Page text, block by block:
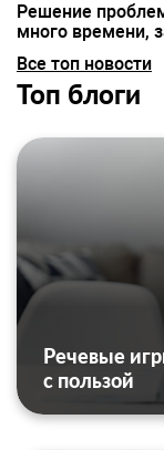
Решение
много времени,
Все топ новости
Топ блоги
Речевые
с пользой